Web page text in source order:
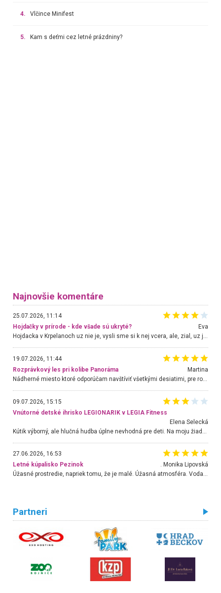
4. Vlčince Minifest
5. Kam s deťmi cez letné prázdniny?
Najnovšie komentáre
25.07.2026, 11:14
Hojdačky v prírode - kde všade sú ukryté?
Eva
Hojdacka v Krpelanoch uz nie je, vysli sme si k nej vcera, ale, zial, uz je znicena. Ak sem planujete cestu len kvoli hojdacke, mozete si ju usetrit. Krasny vyhlad je tu vsak aj bez hojdacky :-)
19.07.2026, 11:44
Rozprávkový les pri kolibe Panoráma
Martina
Nádherné miesto ktoré odporúčam navštíviť všetkými desiatimi, pre rodiny s deťmi, dôchodcom... Proste a jednoducho ozaj rozprávkový les.. určite ešte prídeme. Odniesli sme si na pamiatku krásne tričká,
09.07.2026, 15:15
Vnútorné detské ihrisko LEGIONARIK v LEGIA Fitness
Elena Selecká
27.06.2026, 16:53
Letné kúpalisko Pezinok
. Monika Lipovská
Úžasné prostredie, napriek tomu, že je malé. Úžasná atmosféra. Voda fantastická a nádherná. Ľudí je pomerne veľa, ale su mili a ohľaduplní. Je veľmi zaujímavé sledovať, ako dokážu spolu športovať cudzí ľudia a bez ohľadu na vek. Vládne tu pohoda. Vnuka neviem dostať z vody. Ďakujem za krásny deň . Urcite sa sem vrátim. Jediný problém je s parkovaním, ale aj ten sa mi podarilo vyriešiť. Monika Bratislava
Partneri